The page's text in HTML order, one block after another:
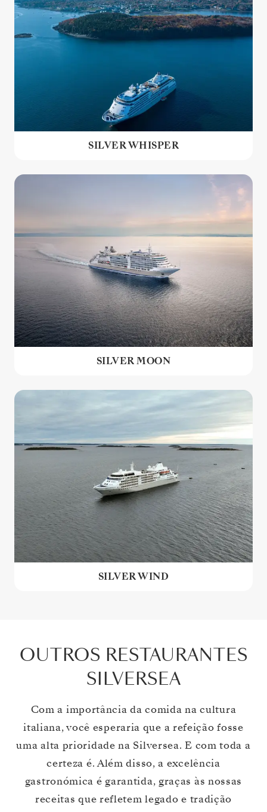
SILVER WHISPER
SILVER MOON
SILVER WIND
OUTROS RESTAURANTES
SILVERSEA
Com a importância da comida na cultura
italiana, você esperaria que a refeição fosse
uma alta prioridade na Silversea. E com toda a
certeza é. Além disso, a excelência
gastronómica é garantida, graças às nossas
receitas que refletem legado e tradição